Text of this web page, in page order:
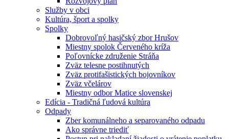
Služby v obci
Kultúra, šport a spolky
Spolky
Dobrovoľný hasičský zbor Hrušov
Miestny spolok Červeného kríža
Poľovnícke združenie Stráňa
Zväz telesne postihnutých
Zväz protifašistických bojovníkov
Zväz včelárov
Miestny odbor Matice slovenskej
Edícia - Tradičná ľudová kultúra
Odpady
Zber komunálneho a separovaného odpadu
Ako správne triediť